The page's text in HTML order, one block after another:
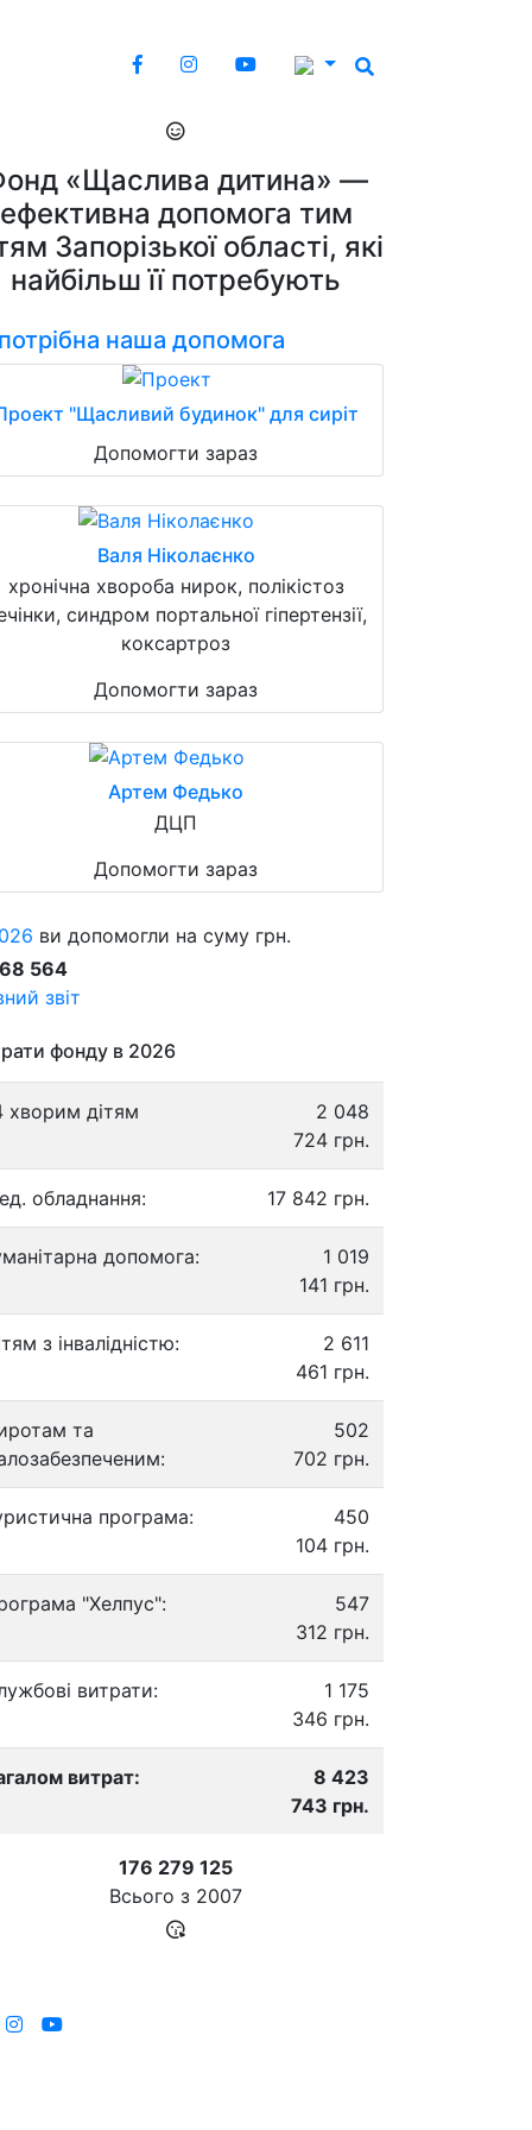
«Щаслива дитина» —
ефективна допомога тим
Запорізької області, які
найбільш її потребують
наша допомога
"Щасливий будинок" для сиріт
Допомогти зараз
Валя Ніколаєнко
хронічна хвороба нирок, полікістоз
синдром портальної гіпертензії,
коксартроз
Допомогти зараз
Артем Федько
ДЦП
Допомогти зараз
ви допомогли на суму грн.
564
звіт
фонду в 2026
хворим дітям
2 048
724 грн.
обладнання: 17 842 грн.
допомога:
1 019
141 грн.
з інвалідністю:
2 611
461 грн.
та
502
702 грн.
програма:
450
104 грн.
"Хелпус":
547
312 грн.
витрати:
1 175
346 грн.
витрат:
8 423
743 грн.
176 279 125
Всього з 2007